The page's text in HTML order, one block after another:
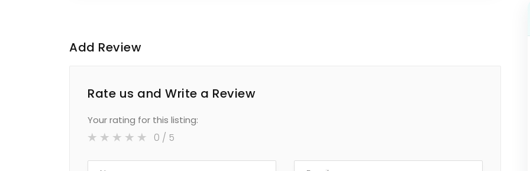
Add Review
Rate us and Write a Review
Your rating for this listing:
0 / 5